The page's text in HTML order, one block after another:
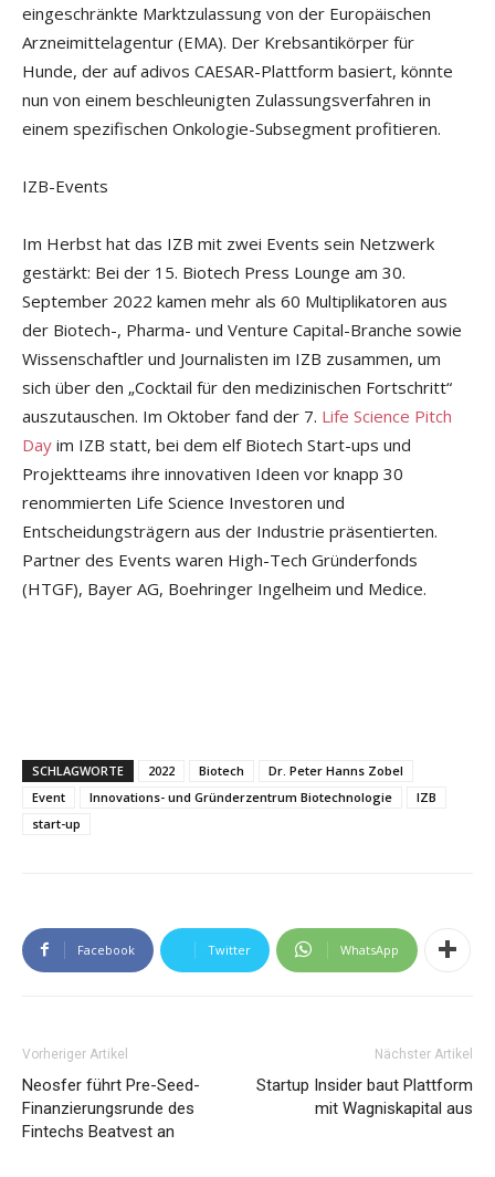
eingeschränkte Marktzulassung von der Europäischen
Arzneimittelagentur (EMA). Der Krebsantikörper für
Hunde, der auf adivos CAESAR-Plattform basiert, könnte
nun von einem beschleunigten Zulassungsverfahren in
einem spezifischen Onkologie-Subsegment profitieren.
IZB-Events
Im Herbst hat das IZB mit zwei Events sein Netzwerk
gestärkt: Bei der 15. Biotech Press Lounge am 30.
September 2022 kamen mehr als 60 Multiplikatoren aus
der Biotech-, Pharma- und Venture Capital-Branche sowie
Wissenschaftler und Journalisten im IZB zusammen, um
sich über den „Cocktail für den medizinischen Fortschritt“
auszutauschen. Im Oktober fand der 7. Life Science Pitch
Day im IZB statt, bei dem elf Biotech Start-ups und
Projektteams ihre innovativen Ideen vor knapp 30
renommierten Life Science Investoren und
Entscheidungsträgern aus der Industrie präsentierten.
Partner des Events waren High-Tech Gründerfonds
(HTGF), Bayer AG, Boehringer Ingelheim und Medice.
SCHLAGWORTE 2022 Biotech
Dr. Peter Hanns Zobel
Event
Innovations- und Gründerzentrum Biotechnologie
IZB
start-up
Facebook Twitter WhatsApp
Vorheriger Artikel
Neosfer führt Pre-Seed-
Finanzierungsrunde des
Fintechs Beatvest an
Nächster Artikel
Startup Insider baut Plattform
mit Wagniskapital aus